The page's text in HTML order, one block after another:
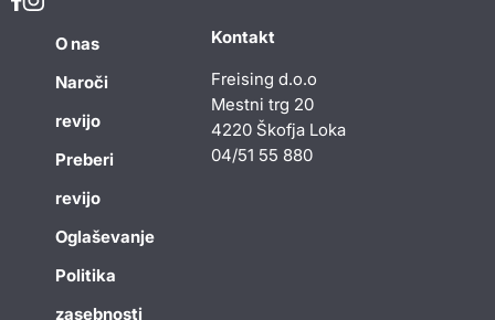
O nas
Naroči
revijo
Preberi
revijo
Oglaševanje
Politika
zasebnosti
Kontakt
Freising d.o.o
Mestni trg 20
4220 Škofja Loka
04/51 55 880